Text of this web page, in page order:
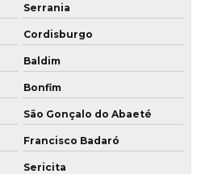
Serrania
Cordisburgo
Baldim
Bonfim
São Gonçalo do Abaeté
Francisco Badaró
Sericita